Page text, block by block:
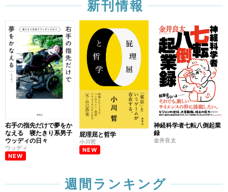
新刊情報
右手の指先だけで夢をか
なえる 寝たきり系男子
ウッディの日々
ウッディ
NEW
屁理屈と哲学
小川哲
NEW
神経科学者七転八倒起業
録
金井良太
週間ランキング